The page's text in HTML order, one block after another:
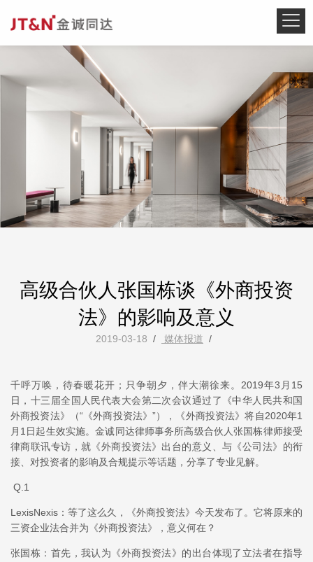
高级合伙人张国栋谈《外商投资
法》的影响及意义
2019-03-18 / 媒体报道 /
千呼万唤，待春暖花开；只争朝夕，伴大潮徐来。2019年3月15
日，十三届全国人民代表大会第二次会议通过了《中华人民共和国
外商投资法》（“《外商投资法》”），《外商投资法》将自2020年1
月1日起生效实施。金诚同达律师事务所高级合伙人张国栋律师接受
律商联讯专访，就《外商投资法》出台的意义、与《公司法》的衔
接、对投资者的影响及合规提示等话题，分享了专业见解。
Q.1
LexisNexis：等了这么久，《外商投资法》今天发布了。它将原来的
三资企业法合并为《外商投资法》，意义何在？
张国栋：首先，我认为《外商投资法》的出台体现了立法者在指导